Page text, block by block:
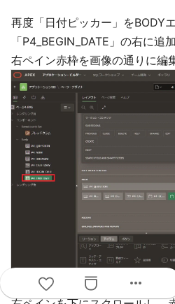
再度「日付ピッカー」をBODY
「P4_BEGIN_DATE」の右に追
右ペイン赤枠を画像の通りに編
more_horiz